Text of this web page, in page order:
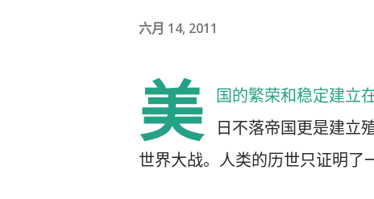
六月 14, 2011
美
国的繁荣和稳定建立
日不落帝国更是建立
世界大战。人类的历世只证明了